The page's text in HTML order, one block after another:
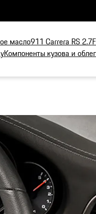
масло911 Carrera RS 2.7
Компоненты кузова и